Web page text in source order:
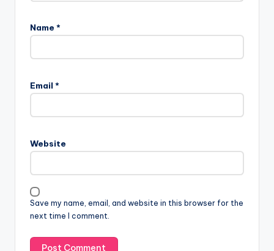
Name *
Email *
Website
Save my name, email, and website in this browser for the
next time I comment.